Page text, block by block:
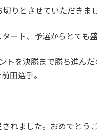
りとさせていただきまし
ート、予選からとても
トを決勝まで勝ち進ん
田選手。
れました。おめでとう